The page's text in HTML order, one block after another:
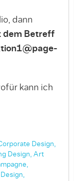
dann
dem Betreff
kann ich
Design,
Design, Art